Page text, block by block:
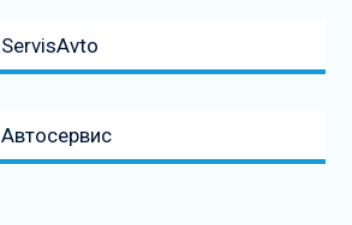
Предыдущая
запись:
ServisAvto
Следующая
запись
Автосервис